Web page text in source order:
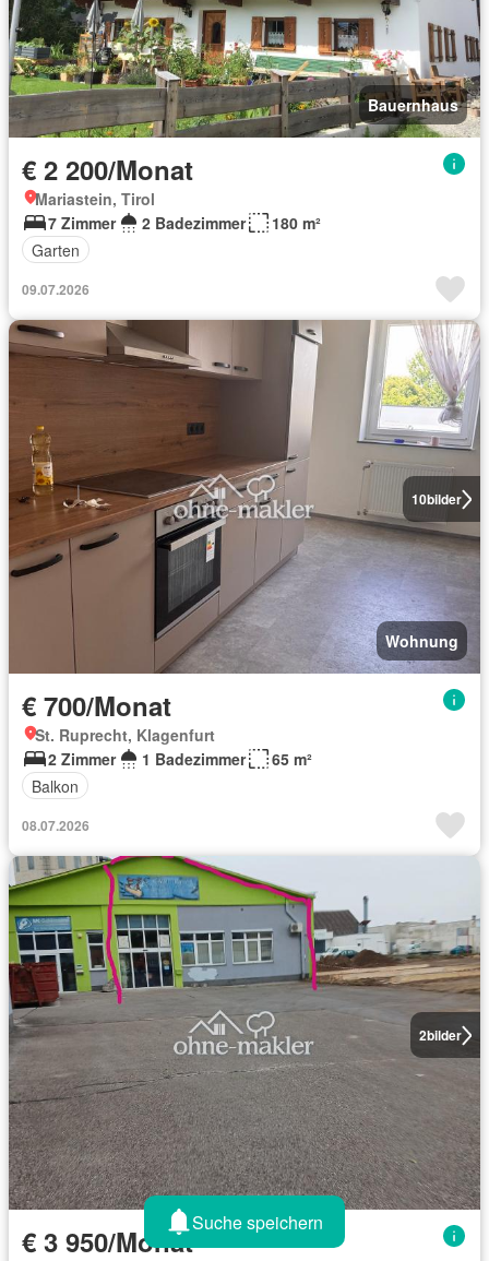
Bauernhaus
€ 2 200/Monat
Mariastein, Tirol
7 Zimmer
2 Badezimmer
180 m²
Garten
09.07.2026
10bilder
Wohnung
€ 700/Monat
St. Ruprecht, Klagenfurt
2 Zimmer
1 Badezimmer
65 m²
Balkon
08.07.2026
2bilder
€ 3 950/Monat
Suche speichern